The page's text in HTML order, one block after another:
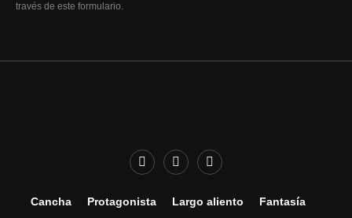
través de este formulario.
Cancha Protagonista Largo aliento Fantasía